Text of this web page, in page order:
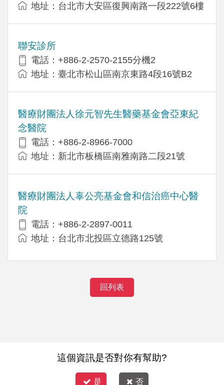
地址：台北市大安區復興南路一段222號6樓
聯安診所
電話：+886-2-2570-2155分機2
地址：臺北市松山區南京東路4段16號B2
醫療財團法人徐元智先生醫藥基金會亞東紀
念醫院
電話：+886-2-8966-7000
地址：新北市板橋區南雅南路二段21號
醫療財團法人辜公亮基金會和信治癌中心醫
院
電話：+886-2-2897-0011
地址：台北市北投區立德路125號
回列表
這個資訊是否對你有幫助?
是 否